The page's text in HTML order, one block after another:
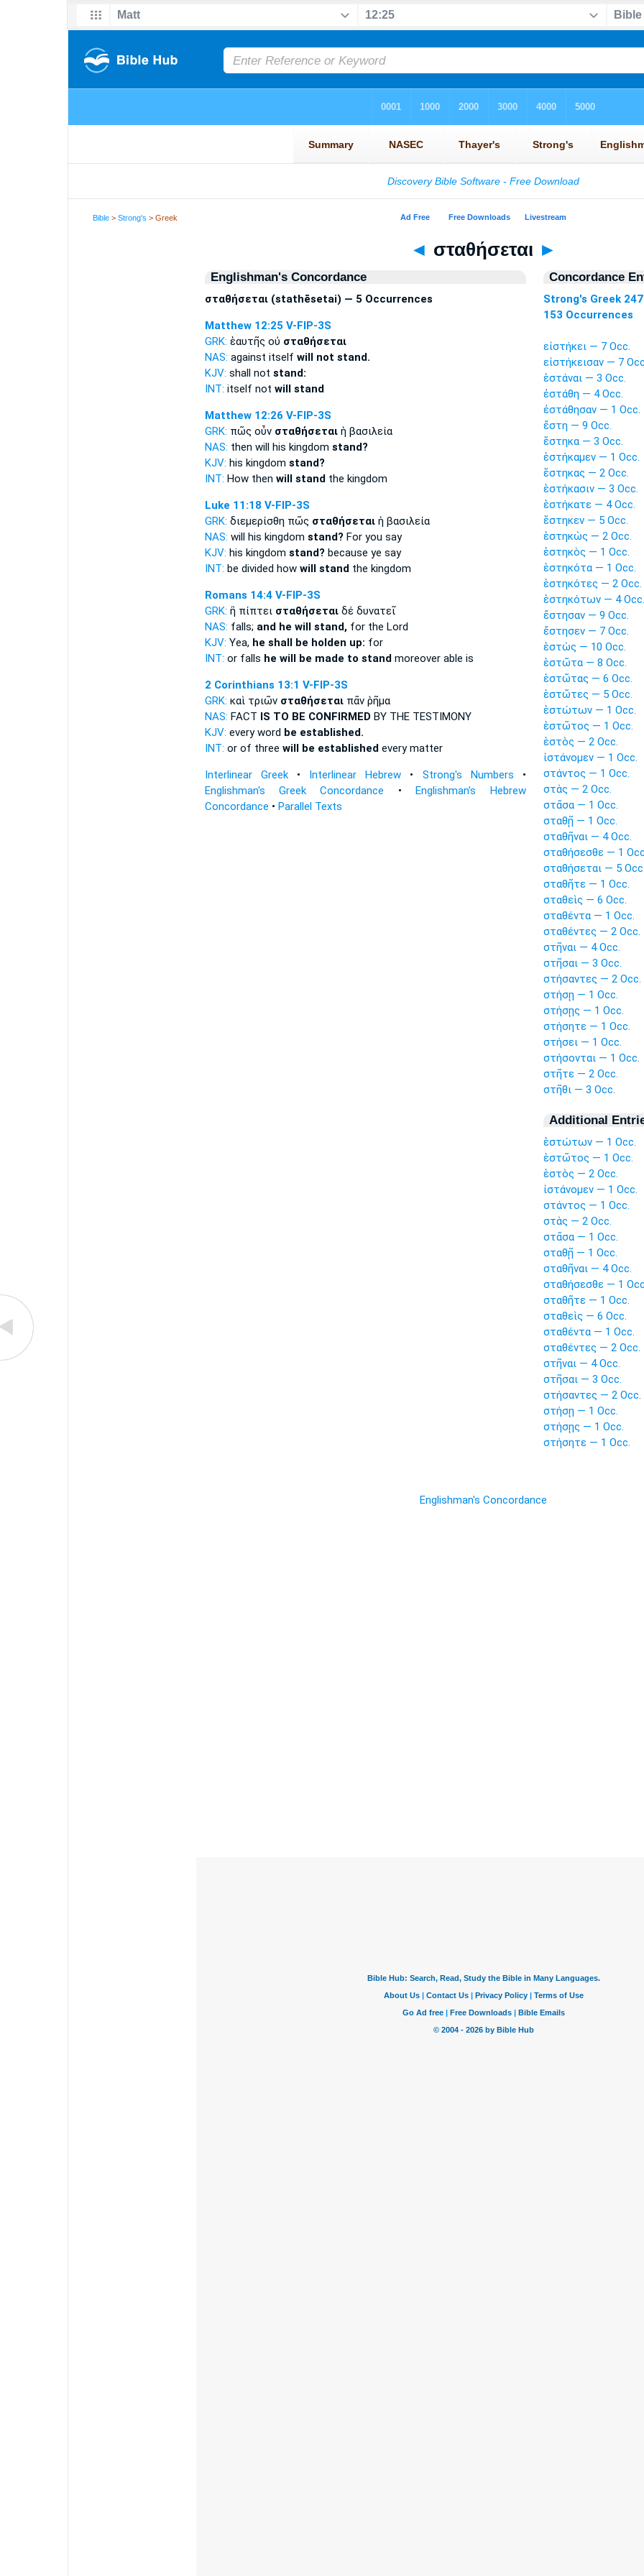
Bible >Strong's > Greek
◄ σταθήσεται ►
Englishman's Concordance
σταθήσεται (stathēsetai) — 5 Occurrences
Matthew 12:25 V-FIP-3S
GRK: ἑαυτῆς οὐ σταθήσεται
NAS: against itself will not stand.
KJV: shall not stand:
INT: itself not will stand
Matthew 12:26 V-FIP-3S
GRK: πῶς οὖν σταθήσεταιἡ βασιλεία
NAS: then will his kingdom stand?
KJV: his kingdom stand?
INT: How then will standthe kingdom
Luke 11:18 V-FIP-3S
GRK: διεμερίσθη πῶς σταθήσεταιἡ βασιλεία
NAS: will his kingdom stand? For you say
KJV: his kingdom stand? because ye say
INT: be divided how will standthe kingdom
Romans 14:4 V-FIP-3S
GRK: ἢ πίπτει σταθήσεταιδέ δυνατεῖ
NAS: falls; and he will stand,for the Lord
KJV: Yea, he shall be holden up: for
INT: or falls he will be made to standmoreover able is
2 Corinthians 13:1 V-FIP-3S
GRK: καὶ τριῶν σταθήσεταιπᾶν ῥῆμα
NAS: FACT IS TO BE CONFIRMEDBY THE TESTIMONY
KJV: every word be established.
INT: or of three will be establishedevery matter
Interlinear Greek• Interlinear Hebrew • Strong's Numbers •
Englishman's Greek Concordance •Englishman's Hebrew
Concordance • Parallel Texts
Concordance
Strong's Greek
153 Occurrences
εἱστήκει — 7 Occ.
εἱστήκεισαν — 7
ἑστάναι — 3 Occ.
ἐστάθη — 4 Occ.
ἐστάθησαν — 1 Occ.
ἔστη — 9 Occ.
ἕστηκα — 3 Occ.
ἑστήκαμεν — 1 Occ.
ἕστηκας — 2 Occ.
ἑστήκασιν — 3 Occ.
ἑστήκατε — 4 Occ.
ἕστηκεν — 5 Occ.
ἑστηκὼς — 2 Occ.
ἑστηκὸς — 1 Occ.
ἑστηκότα — 1 Occ.
ἑστηκότες — 2 Occ.
ἑστηκότων — 4 Occ.
ἔστησαν — 9 Occ.
ἔστησεν — 7 Occ.
ἑστὼς — 10 Occ.
ἑστῶτα — 8 Occ.
ἑστῶτας — 6 Occ.
ἑστῶτες — 5 Occ.
ἑστώτων — 1 Occ.
ἑστῶτος — 1 Occ.
ἑστὸς — 2 Occ.
ἱστάνομεν — 1 Occ.
στάντος — 1 Occ.
στὰς — 2 Occ.
στᾶσα — 1 Occ.
σταθῇ — 1 Occ.
σταθῆναι — 4 Occ.
σταθήσεσθε — 1
σταθήσεται — 5
σταθῆτε — 1 Occ.
σταθεὶς — 6 Occ.
σταθέντα — 1 Occ.
σταθέντες — 2 Occ.
στῆναι — 4 Occ.
στῆσαι — 3 Occ.
στήσαντες — 2 Occ.
στήσῃ — 1 Occ.
στήσῃς — 1 Occ.
στήσητε — 1 Occ.
στήσει — 1 Occ.
στήσονται — 1 Occ.
στῆτε — 2 Occ.
στῆθι — 3 Occ.
Additional
ἑστώτων — 1 Occ.
ἑστῶτος — 1 Occ.
ἑστὸς — 2 Occ.
ἱστάνομεν — 1 Occ.
στάντος — 1 Occ.
στὰς — 2 Occ.
στᾶσα — 1 Occ.
σταθῇ — 1 Occ.
σταθῆναι — 4 Occ.
σταθήσεσθε — 1
σταθῆτε — 1 Occ.
σταθεὶς — 6 Occ.
σταθέντα — 1 Occ.
σταθέντες — 2 Occ.
στῆναι — 4 Occ.
στῆσαι — 3 Occ.
στήσαντες — 2 Occ.
στήσῃ — 1 Occ.
στήσῃς — 1 Occ.
στήσητε — 1 Occ.
Englishman's Concordance